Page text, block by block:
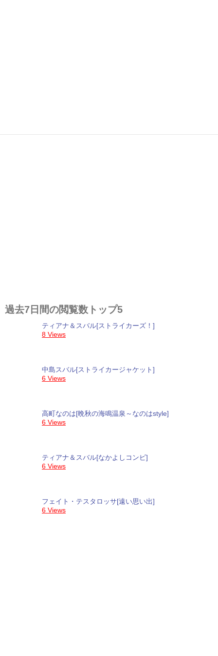
過去7日間の閲覧数トップ5
ティアナ＆スバル[ストライカーズ！]
8 Views
中島スバル[ストライカージャケット]
6 Views
高町なのは[晩秋の海鳴温泉～なのはstyle]
6 Views
ティアナ＆スバル[なかよしコンビ]
6 Views
フェイト・テスタロッサ[遠い思い出]
6 Views